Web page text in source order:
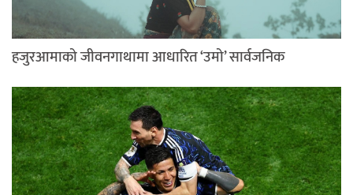
हजुरआमाको जीवनगाथामा आधारित ‘उमो’ सार्वजनिक